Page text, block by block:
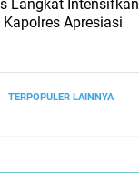
Langkat Intensifkan
Apresiasi
TERPOPULER LAINNYA